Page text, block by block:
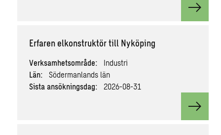
View
Erfaren elkonstruktör till Nyköping
Verksamhetsområde:
Industri
Län:
Södermanlands län
Sista ansökningsdag:
2026-08-31
View